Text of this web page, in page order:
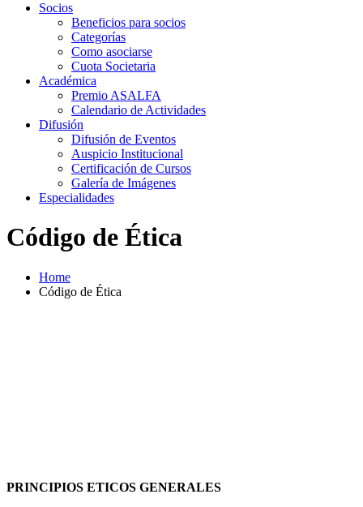
Socios
Beneficios para socios
Categorías
Como asociarse
Cuota Societaria
Académica
Premio ASALFA
Calendario de Actividades
Difusión
Difusión de Eventos
Auspicio Institucional
Certificación de Cursos
Galería de Imágenes
Especialidades
Código de Ética
Home
Código de Ética
PRINCIPIOS ETICOS GENERALES